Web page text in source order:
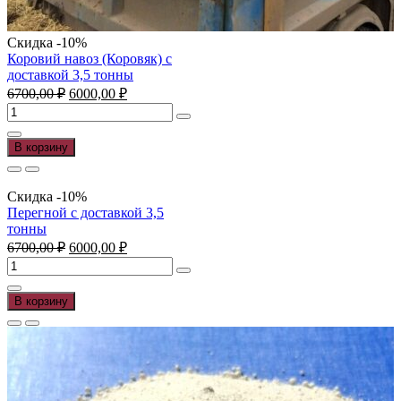
Скидка -10%
Коровий навоз (Коровяк) с
доставкой 3,5 тонны
6700,00₽ Первоначальная
цена
составляла
6700,00 ₽.
6000,00 ₽Текущая
цена:
6000,00 ₽.
Количество
товара
Коровий
навоз
(Коровяк)
с
доставкой
3,5
тонны
В корзину
Скидка -10%
Перегной с доставкой 3,5
тонны
6700,00₽ Первоначальная
цена
составляла
6700,00 ₽.
6000,00 ₽Текущая
цена:
6000,00 ₽.
Количество
товара
Перегной
с
доставкой
тонны
В корзину